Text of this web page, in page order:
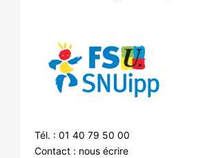
Tél. : 01 40 79 50 00
Contact : nous écrire